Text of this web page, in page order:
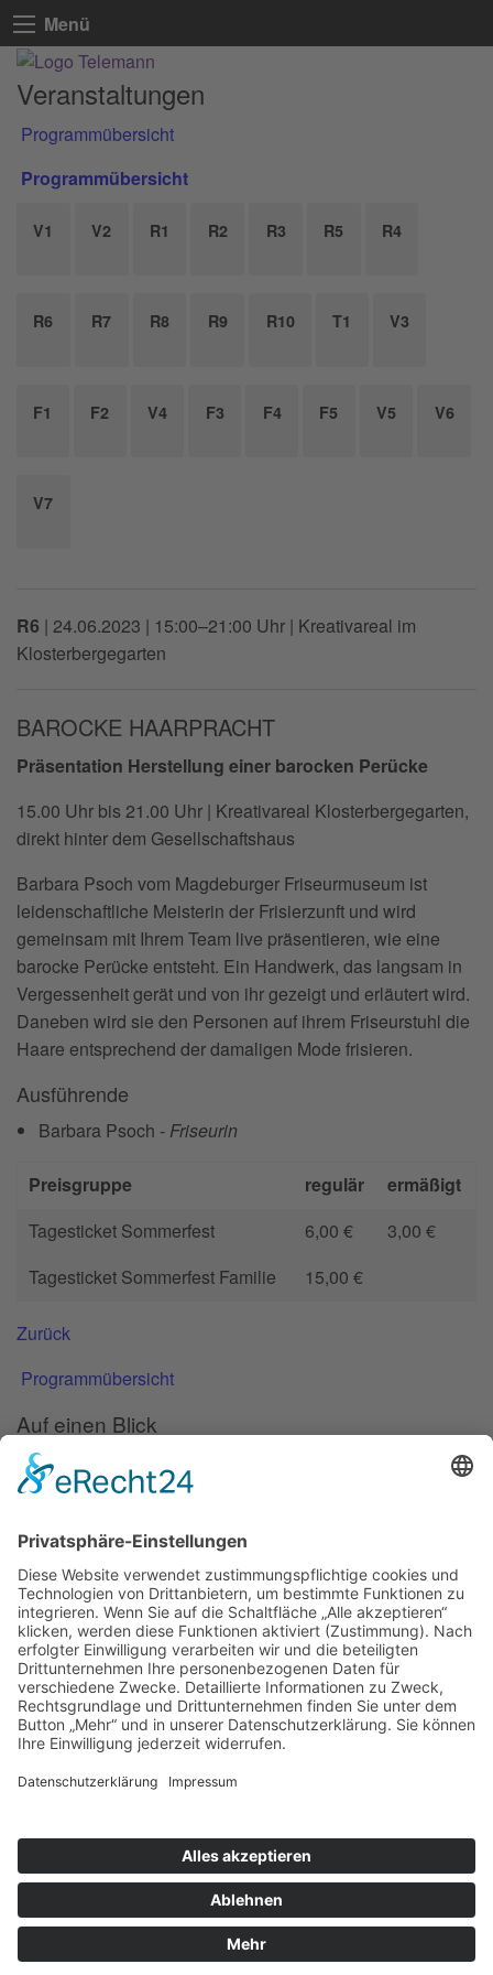
Menü
Veranstaltungen
Programmübersicht
Programmübersicht
V1 V2 R1 R2 R3 R5 R4
R6 R7 R8 R9 R10 T1 V3
F1 F2 V4 F3 F4 F5 V5 V6
V7
R6 | 24.06.2023 | 15:00–21:00 Uhr | Kreativareal im
Klosterbergegarten
BAROCKE HAARPRACHT
Präsentation Herstellung einer barocken Perücke
15.00 Uhr bis 21.00 Uhr | Kreativareal Klosterbergegarten,
direkt hinter dem Gesellschaftshaus
Barbara Psoch vom Magdeburger Friseurmuseum ist
leidenschaftliche Meisterin der Frisierzunft und wird
gemeinsam mit Ihrem Team live präsentieren, wie eine
barocke Perücke entsteht. Ein Handwerk, das langsam in
Vergessenheit gerät und von ihr gezeigt und erläutert wird.
Daneben wird sie den Personen auf ihrem Friseurstuhl die
Haare entsprechend der damaligen Mode frisieren.
Ausführende
Barbara Psoch - Friseurin
Preisgruppe regulär
ermäßigt
Tagesticket Sommerfest
6,00 €
3,00 €
Tagesticket Sommerfest Familie
15,00 €
Zurück
Programmübersicht
Auf einen Blick
Forschung
Musikalien-Leihmaterial
Publikationen
Links
Aktuelles
06.02.25
Neuer Telemann-Konferenzbericht erschienen
11.12.24
Prof. Dr. Wolfgang Hirschmann erhält den Georg-Philipp-
Telemann-Preis 2025
Telemann-Zentrum zu Gast in Brüssel
Veranstaltungen
Aktuell sind keine Termine vorhanden.
Highlights
Aktuell sind keine Termine vorhanden.